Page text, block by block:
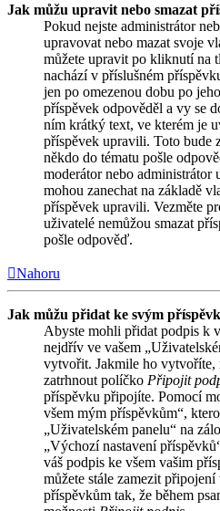
Jak můžu upravit nebo smazat
Pokud nejste administrátor
upravovat nebo mazat svoje
můžete upravit po kliknutí na
nachází v příslušném
jen po omezenou dobu po
příspěvek odpověděl a vy se
ním krátký text, ve kterém je
příspěvek upravili. Toto bude
někdo do tématu pošle
moderátor nebo administrátor
mohou zanechat na základě
příspěvek upravili. Vezměte
uživatelé nemůžou smazat
pošle odpověď.
Nahoru
Jak můžu přidat ke svým
Abyste mohli přidat podpis k
nejdřív ve vašem
vytvořit. Jakmile ho vytvoříte,
zatrhnout políčko Připojit
příspěvku připojíte. Pomocí
všem mým příspěvkům“,
„Uživatelském panelu“ na
„Výchozí nastavení
váš podpis ke všem vašim
můžete stále zamezit
příspěvkům tak, že během